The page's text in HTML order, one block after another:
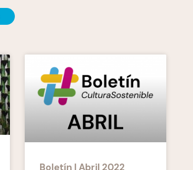
Boletín | Abril 2022